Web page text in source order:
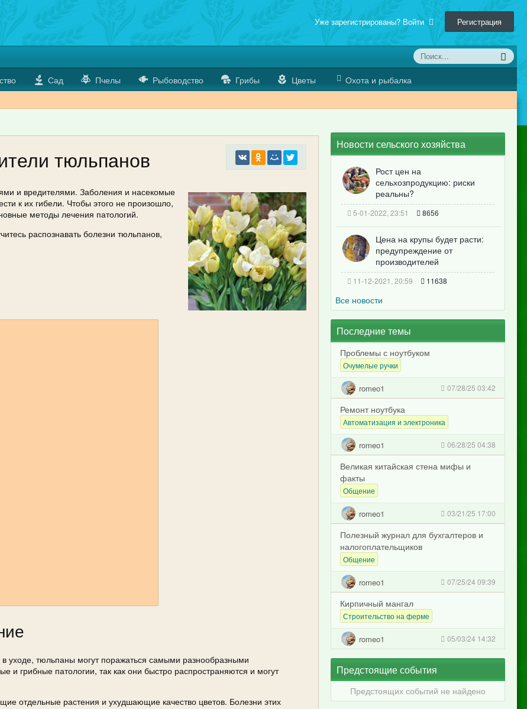
Уже зарегистрированы? Войти Регистрация
Сад Пчелы Рыбоводство Грибы Цветы Охота и рыбалка
тюльпанов
и вредителями. Заболения и насекомые
к их гибели. Чтобы этого не произошло,
методы лечения патологий.
распознавать болезни тюльпанов,
уходе, тюльпаны могут поражаться самыми разнообразными
и грибные патологии, так как они быстро распространяются и могут
отдельные растения и ухудшающие качество цветов. Болезни этих
Новости сельского хозяйства
Рост цен на
сельхозпродукцию: риски
реальны?
5-01-2022, 23:51 8656
Цена на крупы будет расти:
предупреждение от
производителей
11-12-2021, 20:59 11638
Все новости
Последние темы
Проблемы с ноутбуком
Очумелые ручки
romeo1 07/28/25 03:42
Ремонт ноутбука
Автоматизация и электроника
romeo1 06/28/25 04:38
Великая китайская стена мифы и
факты
Общение
romeo1 03/21/25 17:00
Полезный журнал для бухгалтеров и
налогоплательщиков
Общение
romeo1 07/25/24 09:39
Кирпичный мангал
Строительство на ферме
romeo1 05/03/24 14:32
Предстоящие события
Предстоящих событий не найдено